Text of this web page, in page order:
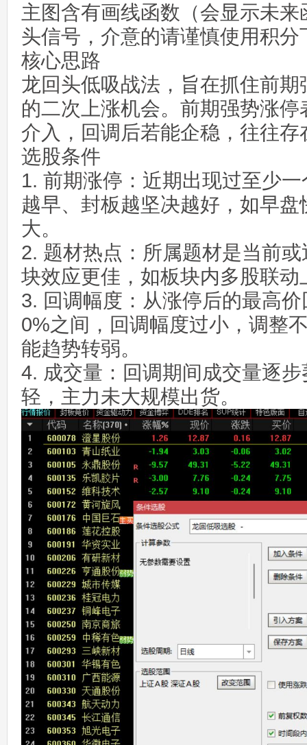
主图含有画线函数（会显示未
头信号，介意的请谨慎使用积分
核心思路
龙回头低吸战法，旨在抓住前
的二次上涨机会。前期强势涨
介入，回调后若能企稳，往往
选股条件
1. 前期涨停：近期出现过至少
越早、封板越坚决越好，如早
大。
2. 题材热点：所属题材是当前
块效应更佳，如板块内多股联动
3. 回调幅度：从涨停后的最高
0%之间，回调幅度过小，调整
能趋势转弱。
4. 成交量：回调期间成交量逐
轻，主力未大规模出货。